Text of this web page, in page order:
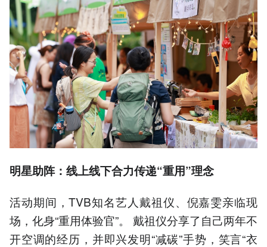
明星助阵：线上线下合力传递“重用”理念
活动期间，TVB知名艺人戴祖仪、倪嘉雯亲临现
场，化身“重用体验官”。 戴祖仪分享了自己两年不
开空调的经历，并即兴发明“减碳”手势，笑言“衣